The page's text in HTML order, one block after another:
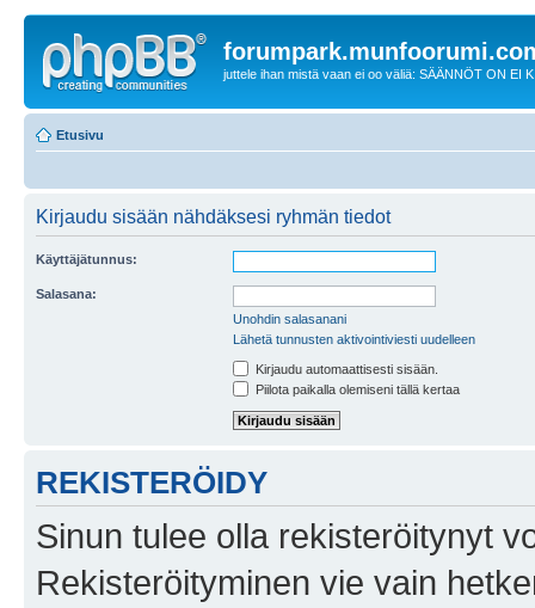
juttele ihan mistä vaan ei oo väliä: SÄÄNNÖT ON EI
Etusivu
Kirjaudu sisään nähdäksesi ryhmän tiedot
Käyttäjätunnus:
Salasana:
Unohdin salasanani
Lähetä tunnusten aktivointiviesti uudelleen
Kirjaudu automaattisesti sisään.
Piilota paikalla olemiseni tällä kertaa
REKISTERÖIDY
Sinun tulee olla rekisteröitynyt
Rekisteröityminen vie vain